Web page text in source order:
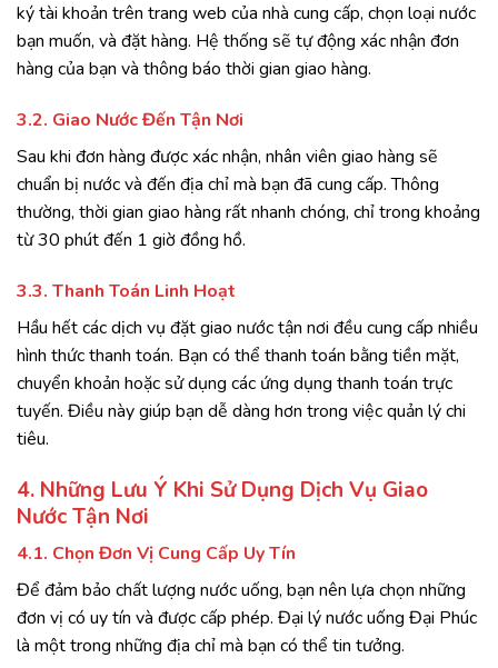
ký tài khoản trên trang web của nhà cung cấp, chọn loại nước
bạn muốn, và đặt hàng. Hệ thống sẽ tự động xác nhận đơn
hàng của bạn và thông báo thời gian giao hàng.
3.2. Giao Nước Đến Tận Nơi
Sau khi đơn hàng được xác nhận, nhân viên giao hàng sẽ
chuẩn bị nước và đến địa chỉ mà bạn đã cung cấp. Thông
thường, thời gian giao hàng rất nhanh chóng, chỉ trong khoảng
từ 30 phút đến 1 giờ đồng hồ.
3.3. Thanh Toán Linh Hoạt
Hầu hết các dịch vụ đặt giao nước tận nơi đều cung cấp nhiều
hình thức thanh toán. Bạn có thể thanh toán bằng tiền mặt,
chuyển khoản hoặc sử dụng các ứng dụng thanh toán trực
tuyến. Điều này giúp bạn dễ dàng hơn trong việc quản lý chi
tiêu.
4. Những Lưu Ý Khi Sử Dụng Dịch Vụ Giao
Nước Tận Nơi
4.1. Chọn Đơn Vị Cung Cấp Uy Tín
Để đảm bảo chất lượng nước uống, bạn nên lựa chọn những
đơn vị có uy tín và được cấp phép. Đại lý nước uống Đại Phúc
là một trong những địa chỉ mà bạn có thể tin tưởng.